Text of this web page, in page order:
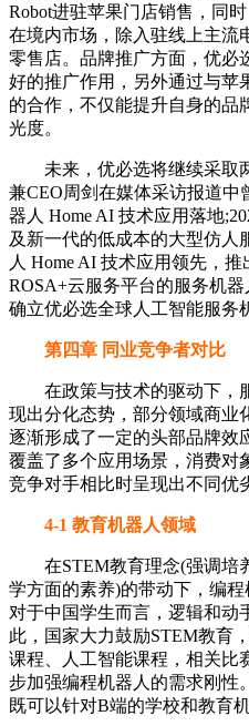
Robot进驻苹果门店销售，同
在境内市场，除入驻线上主流
零售店。品牌推广方面，优必
好的推广作用，另外通过与苹
的合作，不仅能提升自身的品
光度。
未来，优必选将继续采取
兼CEO周剑在媒体采访报道中
器人 Home AI 技术应用落地
及新一代的低成本的大型仿人
人 Home AI 技术应用领先，
ROSA+云服务平台的服务机
确立优必选全球人工智能服务
第四章 同业竞争者对比
在政策与技术的驱动下，
现出分化态势，部分领域商业
逐渐形成了一定的头部品牌效
覆盖了多个应用场景，消费对
竞争对手相比时呈现出不同优
4-1 教育机器人领域
在STEM教育理念(强调培
学方面的素养)的带动下，编程
对于中国学生而言，逻辑和动
此，国家大力鼓励STEM教育
课程、人工智能课程，相关比
步加强编程机器人的需求刚性
既可以针对B端的学校和教育